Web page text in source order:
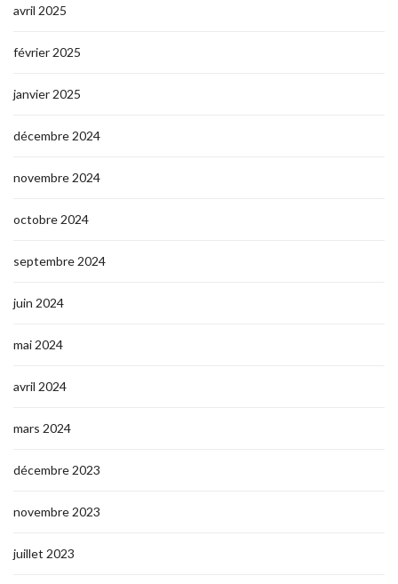
avril 2025
février 2025
janvier 2025
décembre 2024
novembre 2024
octobre 2024
septembre 2024
juin 2024
mai 2024
avril 2024
mars 2024
décembre 2023
novembre 2023
juillet 2023